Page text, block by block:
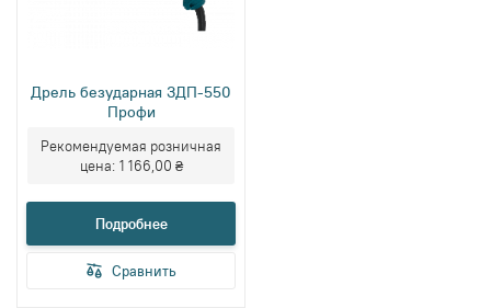
Дрель безударная ЗДП-550
Профи
Рекомендуемая розничная
цена: 1 166,00 ₴
Подробнее
Сравнить